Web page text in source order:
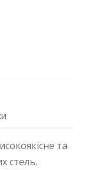
та
стель.